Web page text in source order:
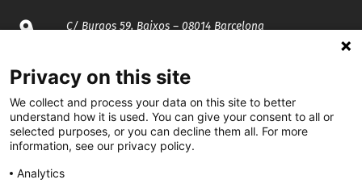
C/ Burgos 59, Baixos – 08014 Barcelona
spcgtcatalunya.cat
935 120 481
@CGTCatalunya
Privacy on this site
We collect and process your data on this site to better
understand how it is used. You can give your consent to all or
selected purposes, or you can decline them all. For more
information, see our privacy policy.
Analytics